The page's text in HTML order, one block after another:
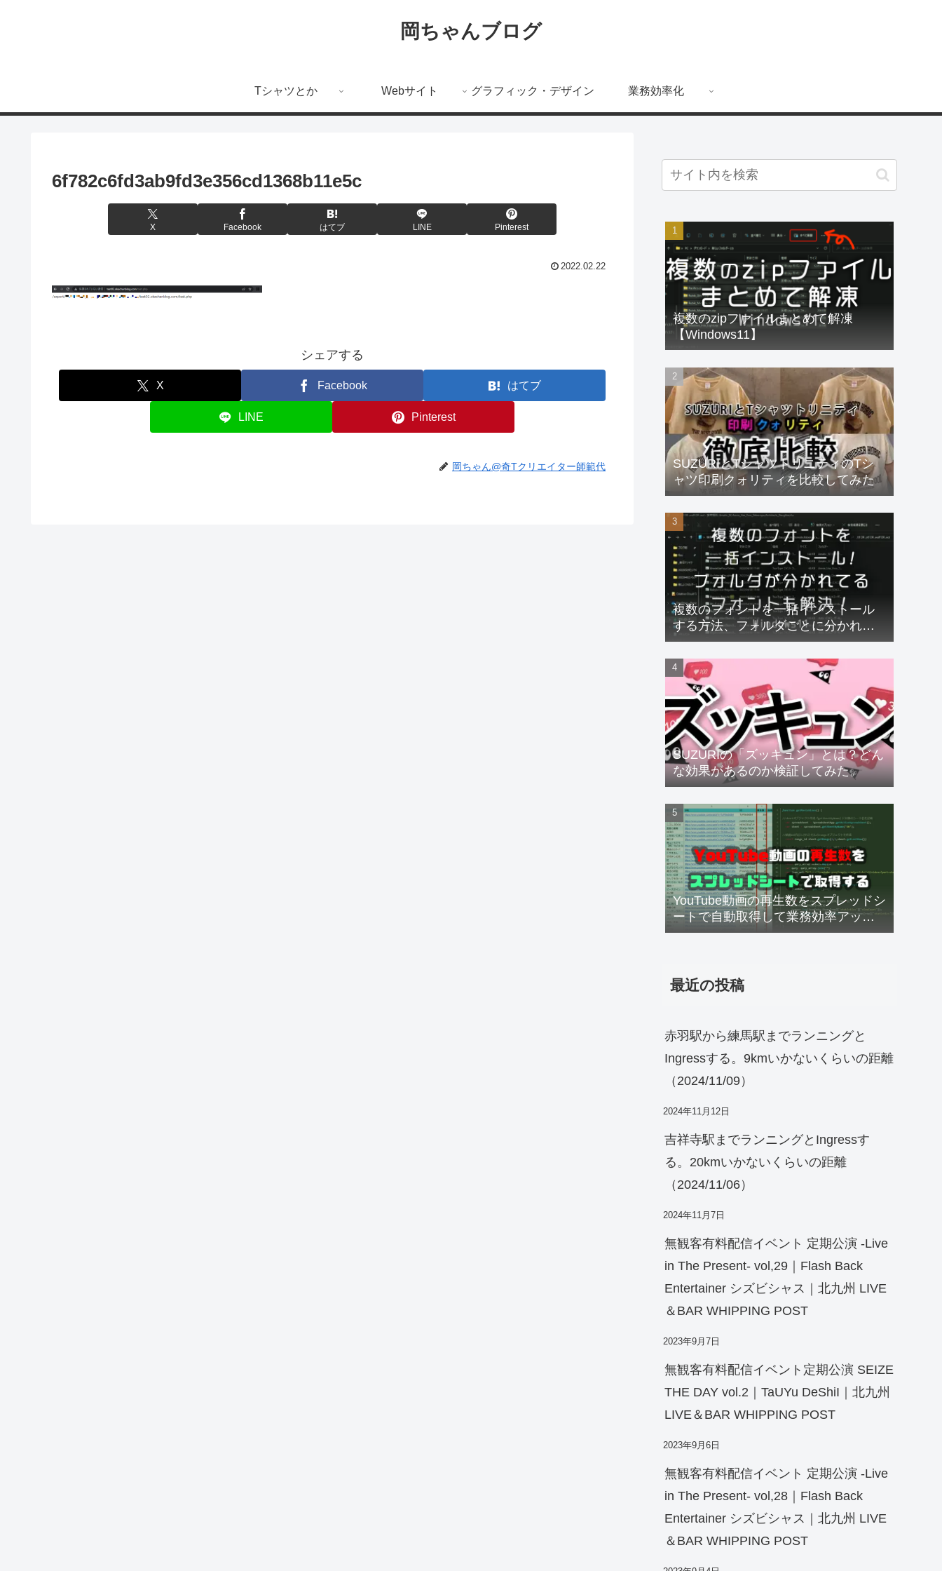
岡ちゃんブログ
Tシャツとか Webサイト グラフィック・デザイン 業務効率化
6f782c6fd3ab9fd3e356cd1368b11e5c
X Facebook はてブ LINE Pinterest
2022.02.22
シェアする
X Facebook はてブ
LINE Pinterest
岡ちゃん@奇Tクリエイター師範代
複数のzipファイルまとめて解凍
【Windows11】
SUZURIとTシャツトリニティのTシ
ャツ印刷クォリティを比較してみた
複数のフォントを一括インストール
する方法、フォルダごとに分かれて
るフォントも速攻解決！
【Windows11】
SUZURIの「ズッキュン」とは？どん
な効果があるのか検証してみた。
YouTube動画の再生数をスプレッドシ
ートで自動取得して業務効率アッ
プ！
最近の投稿
赤羽駅から練馬駅までランニングと
Ingressする。9kmいかないくらいの距離
（2024/11/09）
2024年11月12日
吉祥寺駅までランニングとIngressす
る。20kmいかないくらいの距離
（2024/11/06）
2024年11月7日
無観客有料配信イベント 定期公演 -Live
in The Present- vol,29｜Flash Back
Entertainer シズビシャス｜北九州 LIVE
＆BAR WHIPPING POST
2023年9月7日
無観客有料配信イベント定期公演 SEIZE
THE DAY vol.2｜TaUYu DeShiI｜北九州
LIVE＆BAR WHIPPING POST
2023年9月6日
無観客有料配信イベント 定期公演 -Live
in The Present- vol,28｜Flash Back
Entertainer シズビシャス｜北九州 LIVE
＆BAR WHIPPING POST